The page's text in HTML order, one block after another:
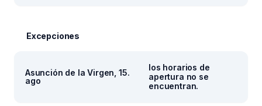
Excepciones
Asunción de la Virgen, 15.
ago
los horarios de
apertura no se
encuentran.